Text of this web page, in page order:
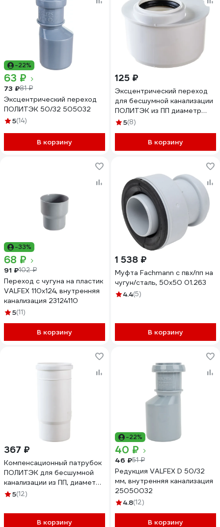
-22%
63 ₽
73 ₽81 ₽
Эксцентрический переход
ПОЛИТЭК 50/32 505032
5(14)
В корзину
125 ₽
Эксцентрический переход
для бесшумной канализации
ПОЛИТЭК из ПП диаметр
110/50 короткий
5(8)
В корзину
-33%
68 ₽
91 ₽102 ₽
Переход с чугуна на пластик
VALFEX 110x124, внутренняя
канализация 23124110
5(11)
В корзину
1 538 ₽
Муфта Fachmann с пвх/пп на
чугун/сталь, 50x50 01.263
4.4(5)
В корзину
367 ₽
Компенсационный патрубок
ПОЛИТЭК для бесшумной
канализации из ПП, диаметр
110 900100050
5(12)
В корзину
-22%
40 ₽
46 ₽51 ₽
Редукция VALFEX D 50/32
мм, внутренняя канализация
25050032
4.8(12)
В корзину